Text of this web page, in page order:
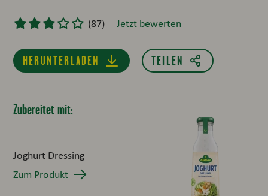
(87) Jetzt bewerten
HERUNTERLADEN
Zubereitet mit:
Joghurt Dressing
Zum Produkt